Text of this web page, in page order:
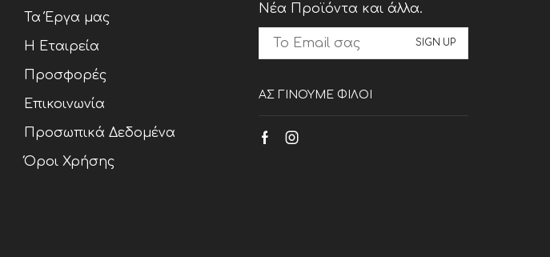
Τα Έργα μας
Η Εταιρεία
Προσφορές
Επικοινωνία
Προσωπικά Δεδομένα
Όροι Χρήσης
Νέα Προϊόντα και άλλα.
ΑΣ ΓΙΝΟΥΜΕ ΦΙΛΟΙ
Facebook
Instagram